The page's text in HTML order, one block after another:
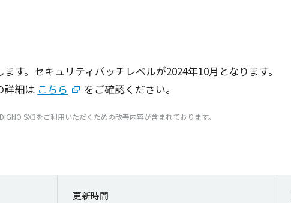
ます。 セキュリティパッチレベルが2024年10月となります。
詳細は こちら をご確認ください。
SX3をご利用いただくための改善内容が含まれております。
更新時間